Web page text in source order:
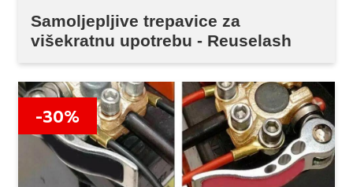
Samoljepljive trepavice za
višekratnu upotrebu - Reuselash
-30%